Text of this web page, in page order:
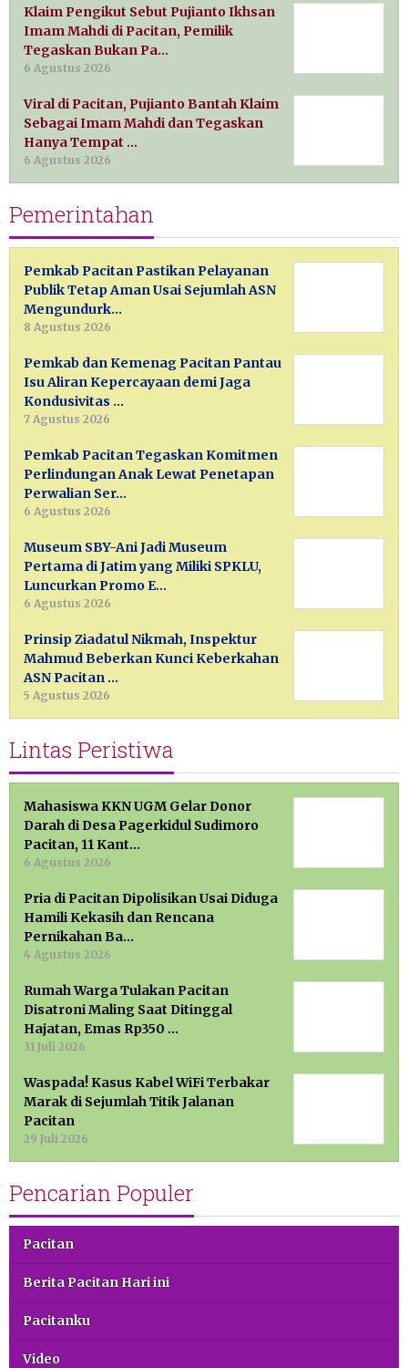
Klaim Pengikut Sebut Pujianto Ikhsan
Imam Mahdi di Pacitan, Pemilik
Tegaskan Bukan Pa…
6 Agustus 2026
Viral di Pacitan, Pujianto Bantah Klaim
Sebagai Imam Mahdi dan Tegaskan
Hanya Tempat …
6 Agustus 2026
Pemerintahan
Pemkab Pacitan Pastikan Pelayanan
Publik Tetap Aman Usai Sejumlah ASN
Mengundurk…
8 Agustus 2026
Pemkab dan Kemenag Pacitan Pantau
Isu Aliran Kepercayaan demi Jaga
Kondusivitas …
7 Agustus 2026
Pemkab Pacitan Tegaskan Komitmen
Perlindungan Anak Lewat Penetapan
Perwalian Ser…
6 Agustus 2026
Museum SBY-Ani Jadi Museum
Pertama di Jatim yang Miliki SPKLU,
Luncurkan Promo E…
6 Agustus 2026
Prinsip Ziadatul Nikmah, Inspektur
Mahmud Beberkan Kunci Keberkahan
ASN Pacitan …
5 Agustus 2026
Lintas Peristiwa
Mahasiswa KKN UGM Gelar Donor
Darah di Desa Pagerkidul Sudimoro
Pacitan, 11 Kant…
6 Agustus 2026
Pria di Pacitan Dipolisikan Usai Diduga
Hamili Kekasih dan Rencana
Pernikahan Ba…
4 Agustus 2026
Rumah Warga Tulakan Pacitan
Disatroni Maling Saat Ditinggal
Hajatan, Emas Rp350 …
31 Juli 2026
Waspada! Kasus Kabel WiFi Terbakar
Marak di Sejumlah Titik Jalanan
Pacitan
29 Juli 2026
Pencarian Populer
Pacitan
Berita Pacitan Hari ini
Pacitanku
Video